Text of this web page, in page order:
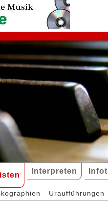
Interpreten
Uraufführungen